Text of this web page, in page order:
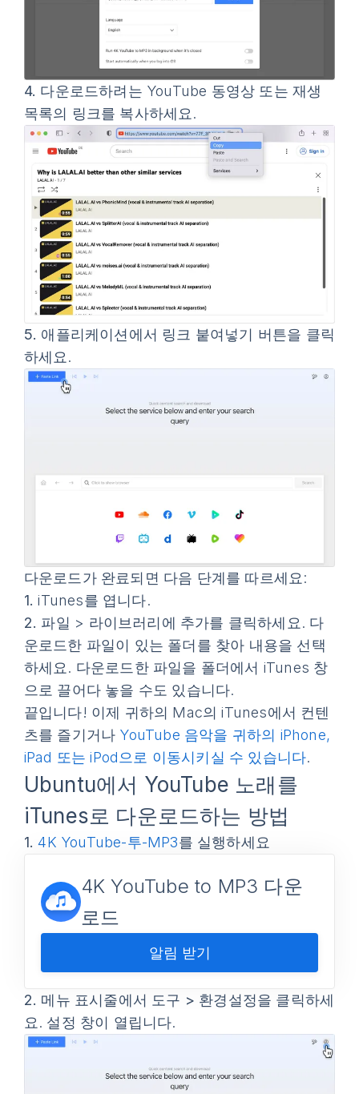
4. 다운로드하려는 YouTube 동영상 또는 재생
목록의 링크를 복사하세요.
5. 애플리케이션에서 링크 붙여넣기 버튼을 클릭
하세요.
다운로드가 완료되면 다음 단계를 따르세요:
1. iTunes를 엽니다.
2. 파일 > 라이브러리에 추가를 클릭하세요. 다
운로드한 파일이 있는 폴더를 찾아 내용을 선택
하세요. 다운로드한 파일을 폴더에서 iTunes 창
으로 끌어다 놓을 수도 있습니다.
끝입니다! 이제 귀하의 Mac의 iTunes에서 컨텐
츠를 즐기거나 YouTube 음악을 귀하의 iPhone,
iPad 또는 iPod으로 이동시키실 수 있습니다.
Ubuntu에서 YouTube 노래를
iTunes로 다운로드하는 방법
1. 4K YouTube-투-MP3를 실행하세요
4K YouTube to MP3 다운
로드
알림 받기
2. 메뉴 표시줄에서 도구 > 환경설정을 클릭하세
요. 설정 창이 열립니다.